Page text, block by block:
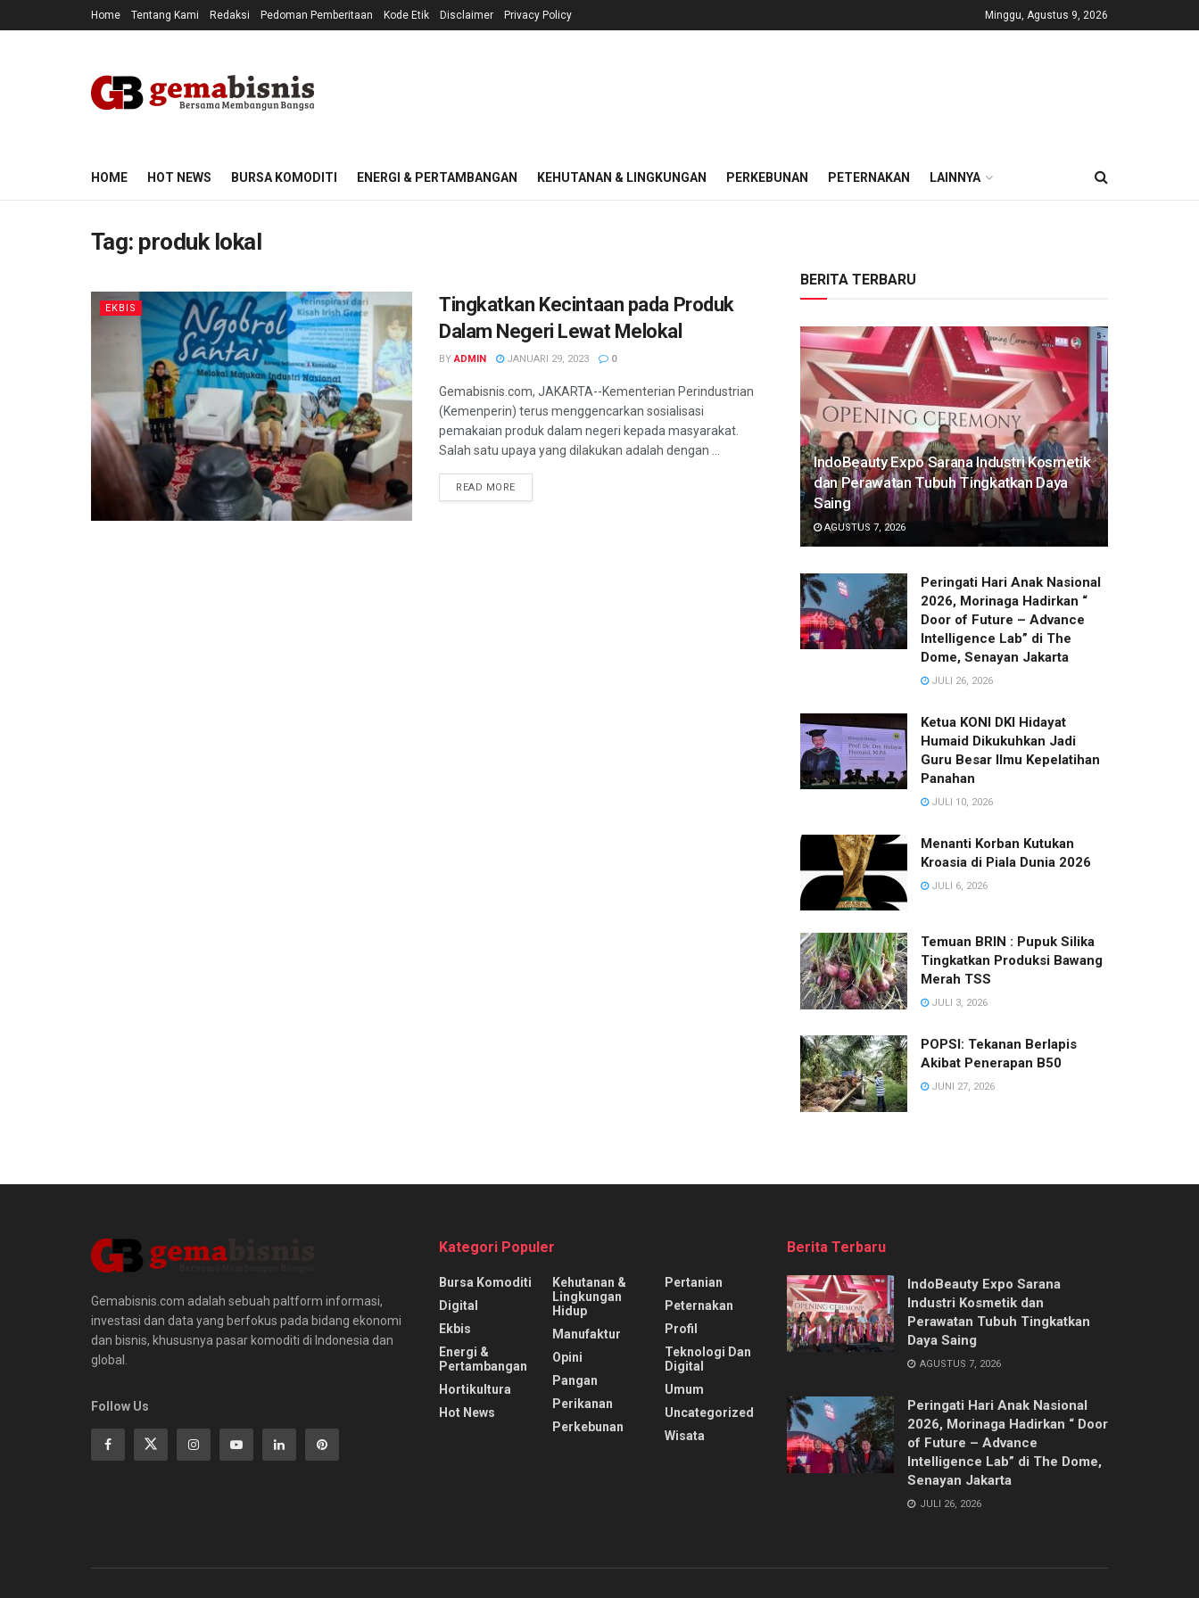
Home Tentang Kami Redaksi Pedoman Pemberitaan Kode Etik Disclaimer Privacy Policy Minggu, Agustus 9, 2026
HOME HOT NEWS BURSA KOMODITI ENERGI & PERTAMBANGAN KEHUTANAN & LINGKUNGAN PERKEBUNAN PETERNAKAN LAINNYA
Tag: produk lokal
EKBIS
Tingkatkan Kecintaan pada Produk
Dalam Negeri Lewat Melokal
BY ADMIN JANUARI 29, 2023 0
Gemabisnis.com, JAKARTA--Kementerian Perindustrian
(Kemenperin) terus menggencarkan sosialisasi
pemakaian produk dalam negeri kepada masyarakat.
Salah satu upaya yang dilakukan adalah dengan ...
READ MORE
BERITA TERBARU
IndoBeauty Expo Sarana Industri Kosmetik
dan Perawatan Tubuh Tingkatkan Daya
Saing
AGUSTUS 7, 2026
Peringati Hari Anak Nasional
2026, Morinaga Hadirkan “
Door of Future – Advance
Intelligence Lab” di The
Dome, Senayan Jakarta
JULI 26, 2026
Ketua KONI DKI Hidayat
Humaid Dikukuhkan Jadi
Guru Besar Ilmu Kepelatihan
Panahan
JULI 10, 2026
Menanti Korban Kutukan
Kroasia di Piala Dunia 2026
JULI 6, 2026
Temuan BRIN : Pupuk Silika
Tingkatkan Produksi Bawang
Merah TSS
JULI 3, 2026
POPSI: Tekanan Berlapis
Akibat Penerapan B50
JUNI 27, 2026
Gemabisnis.com adalah sebuah paltform informasi,
investasi dan data yang berfokus pada bidang ekonomi
dan bisnis, khususnya pasar komoditi di Indonesia dan
global.
Follow Us
Kategori Populer
Bursa Komoditi
Digital
Ekbis
Energi &
Pertambangan
Hortikultura
Hot News
Kehutanan &
Lingkungan
Hidup
Manufaktur
Opini
Pangan
Perikanan
Perkebunan
Pertanian
Peternakan
Profil
Teknologi Dan
Digital
Umum
Uncategorized
Wisata
Berita Terbaru
IndoBeauty Expo Sarana
Industri Kosmetik dan
Perawatan Tubuh Tingkatkan
Daya Saing
AGUSTUS 7, 2026
Peringati Hari Anak Nasional
2026, Morinaga Hadirkan “ Door
of Future – Advance
Intelligence Lab” di The Dome,
Senayan Jakarta
JULI 26, 2026